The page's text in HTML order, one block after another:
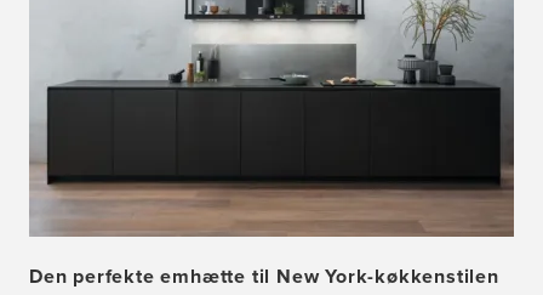
Den perfekte emhætte til New York-køkkenstilen